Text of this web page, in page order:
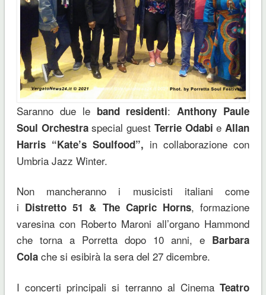
Saranno due le band residenti: Anthony Paule
Soul Orchestraspecial guest Terrie Odabi e Allan
Harris “Kate’s Soulfood”, in collaborazione con
Umbria Jazz Winter.
Non mancheranno i musicisti italiani come
i Distretto 51 & The Capric Horns, formazione
varesina con Roberto Maroni all’organo Hammond
che torna a Porretta dopo 10 anni, e Barbara
Colache si esibirà la sera del 27 dicembre.
I concerti principali si terranno al CinemaTeatro